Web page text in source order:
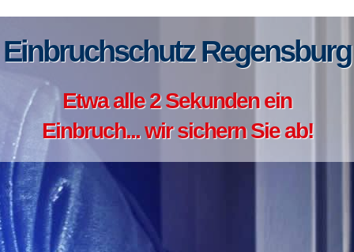
Einbruchschutz Regensburg
Etwa alle 2 Sekunden ein
Einbruch... wir sichern Sie ab!